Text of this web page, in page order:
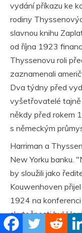
vydání příkazu ke
rodiny
slavnou knihu
od října 1923
Thyssenovu roli
zaznamenali
Dva týdny před
vyšetřovatelé tajně
někdy před rokem
s německým
Harriman a
New Yorku banku.
by sloužili jako
Kouwenhoven
1924 na
skutečnosti byl
založil berlínskou